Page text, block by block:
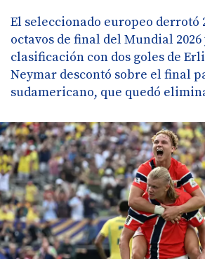
El seleccionado europeo derrotó
octavos de final del Mundial 2026
clasificación con dos goles de
Neymar descontó sobre el final
sudamericano, que quedó